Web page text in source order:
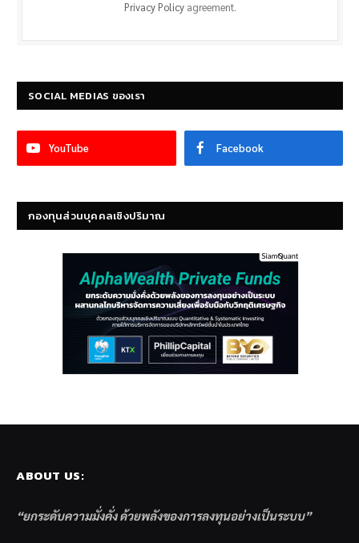
Privacy Policyagreement.
SOCIAL MEDIAS ของเรา
YouTube Facebook
กองทุนส่วนบุคคลเชิงปริมาณ
ABOUT US:
“ยกระดับความมั่งคั่ง ด้วยพลังของการลงทุนอย่างเป็นระบบ”